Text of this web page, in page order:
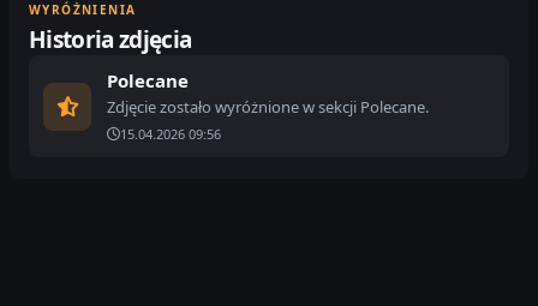
WYRÓŻNIENIA
Historia zdjęcia
Polecane
Zdjęcie zostało wyróżnione w sekcji Polecane.
15.04.2026 09:56